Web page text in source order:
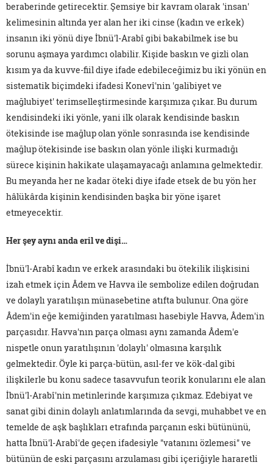
beraberinde getirecektir. Şemsiye bir kavram olarak 'insan'
kelimesinin altında yer alan her iki cinse (kadın ve erkek)
insanın iki yönü diye İbnü'l-Arabî gibi bakabilmek ise bu
sorunu aşmaya yardımcı olabilir. Kişide baskın ve gizli olan
kısım ya da kuvve-fiil diye ifade edebileceğimiz bu iki yönün en
sistematik biçimdeki ifadesi Konevî'nin 'galibiyet ve
mağlubiyet' terimselleştirmesinde karşımıza çıkar. Bu durum
kendisindeki iki yönle, yani ilk olarak kendisinde baskın
ötekisinde ise mağlup olan yönle sonrasında ise kendisinde
mağlup ötekisinde ise baskın olan yönle ilişki kurmadığı
sürece kişinin hakikate ulaşamayacağı anlamına gelmektedir.
Bu meyanda her ne kadar öteki diye ifade etsek de bu yön her
hâlükârda kişinin kendisinden başka bir yöne işaret
etmeyecektir.
Her şey aynı anda eril ve dişi…
İbnü'l-Arabî kadın ve erkek arasındaki bu ötekilik ilişkisini
izah etmek için Âdem ve Havva ile sembolize edilen doğrudan
ve dolaylı yaratılışın münasebetine atıfta bulunur. Ona göre
Âdem'in eğe kemiğinden yaratılması hasebiyle Havva, Âdem'in
parçasıdır. Havva'nın parça olması aynı zamanda Âdem'e
nispetle onun yaratılışının 'dolaylı' olmasına karşılık
gelmektedir. Öyle ki parça-bütün, asıl-fer ve kök-dal gibi
ilişkilerle bu konu sadece tasavvufun teorik konularını ele alan
İbnü'l-Arabî'nin metinlerinde karşımıza çıkmaz. Edebiyat ve
sanat gibi dinin dolaylı anlatımlarında da sevgi, muhabbet ve en
temelde de aşk başlıkları etrafında parçanın eski bütününü,
hatta İbnü'l-Arabî'de geçen ifadesiyle "vatanını özlemesi" ve
bütünün de eski parçasını arzulaması gibi içeriğiyle hararetli